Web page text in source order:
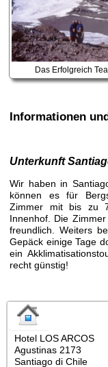
Das Erfolgreich
Informationen
Unterkunft
Wir haben in
können es für
Zimmer mit bis zu
Innenhof. Die
freundlich. Weiters
Gepäck einige Tage
ein
recht günstig!
Hotel LOS ARCOS
Agustinas 2173
Santiago di Chile